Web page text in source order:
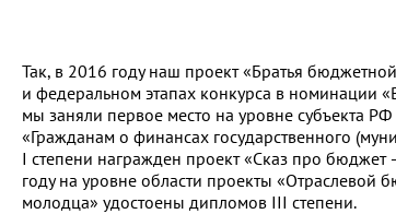
Так, в 2016 году наш проект «Братья
и федеральном этапах конкурса в номинации
мы заняли первое место на уровне субъекта
«Гражданам о финансах государственного
I степени награжден проект «Сказ про
году на уровне области проекты «Отраслевой
молодца» удостоены дипломов III степени.